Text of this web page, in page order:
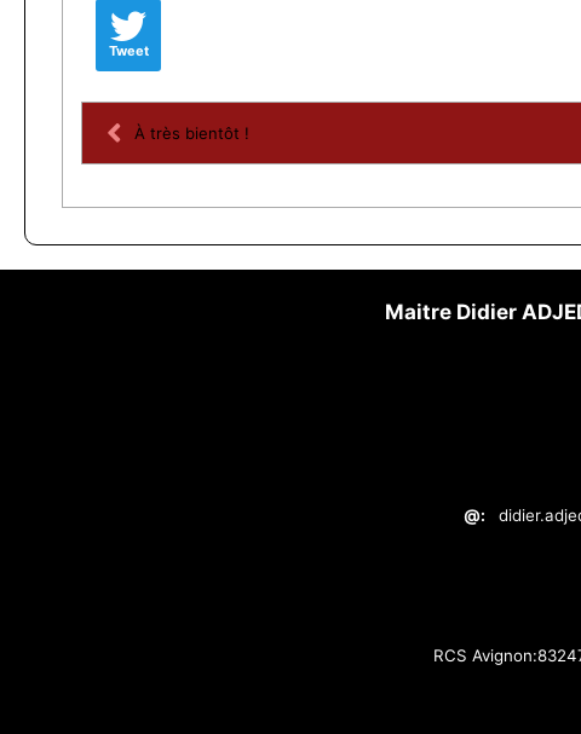
Tweet
À très bientôt !
Maitre Didier
@:
RCS